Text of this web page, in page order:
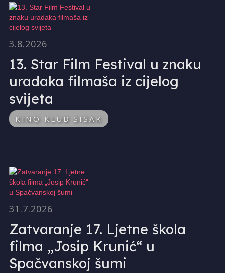
3.8.2026
13. Star Film Festival u znaku
uradaka filmaša iz cijelog
svijeta
KINO KLUB SISAK
31.7.2026
Zatvaranje 17. Ljetne škola
filma „Josip Krunić“ u
Spačvanskoj šumi